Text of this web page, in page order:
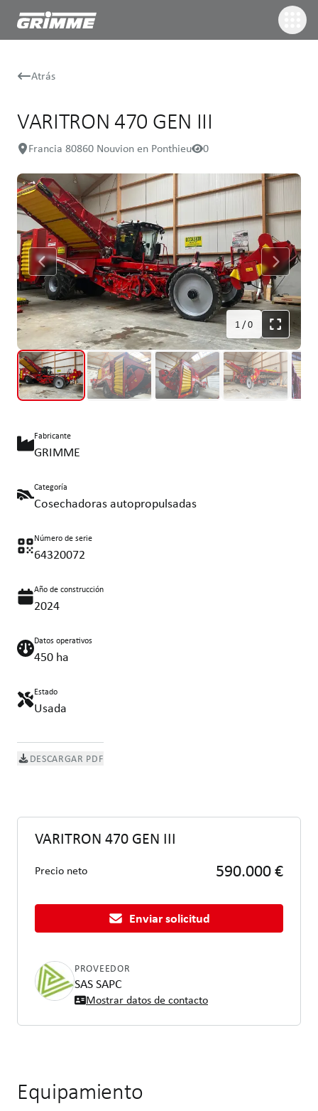
Atrás
VARITRON 470 GEN III
Francia 80860 Nouvion en Ponthieu 0
1/0
Fabricante
GRIMME
Categoría
Cosechadoras autopropulsadas
Número de serie
64320072
Año de construcción
2024
Datos operativos
450 ha
Estado
Usada
DESCARGAR PDF
VARITRON 470 GEN III
Precio neto 590.000 €
Enviar solicitud
PROVEEDOR
SAS SAPC
Mostrar datos de contacto
Equipamiento